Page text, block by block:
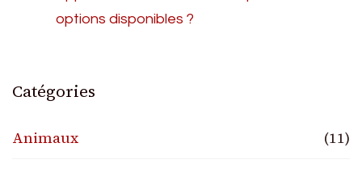
options disponibles ?
Catégories
Animaux (11)